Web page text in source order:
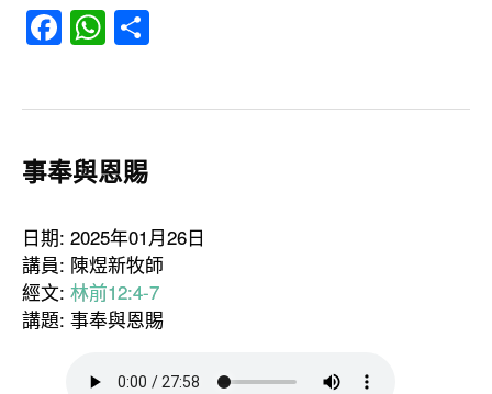
Facebook
WhatsApp
事奉與恩賜
日期: 2025年01月26日
講員: 陳煜新牧師
經文: 林前12:4-7
講題: 事奉與恩賜